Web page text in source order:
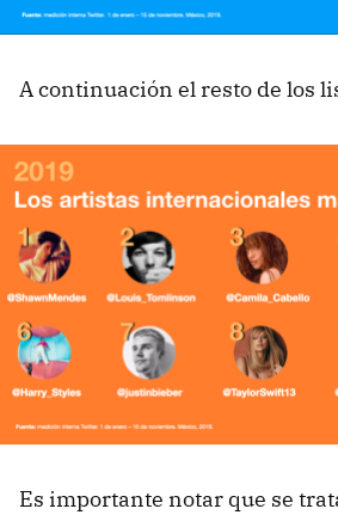
A continuación el resto de los
Es importante notar que se